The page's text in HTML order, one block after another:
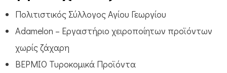
Πολιτιστικός Σύλλογος Αγίου Γεωργίου
Adamelon – Εργαστήριο χειροποίητων προϊόντων
χωρίς ζάχαρη
ΒΕΡΜΙΟ Τυροκομικά Προϊόντα